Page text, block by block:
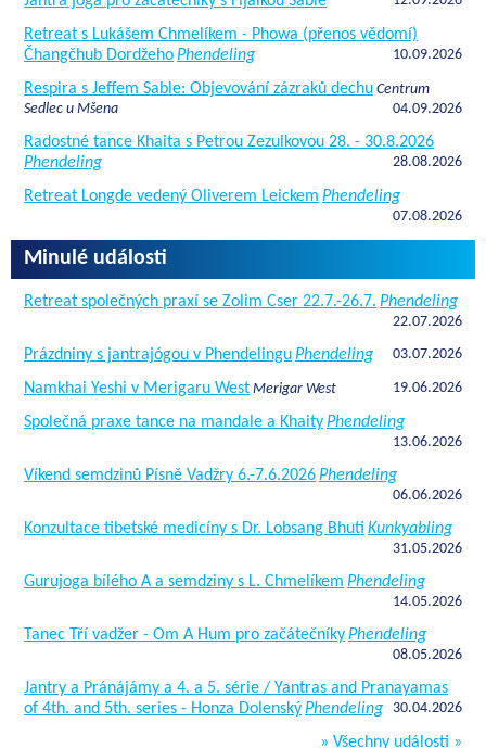
Retreat s Lukášem Chmelíkem - Phowa (přenos vědomí)
Čhangčhub DordžehoPhendeling 10.09.2026
Respira s Jeffem Sable: Objevování zázraků dechu Centrum
Sedlec u Mšena
04.09.2026
Radostné tance Khaita s Petrou Zezulkovou 28. - 30.8.2026
Phendeling
28.08.2026
Retreat Longde vedený Oliverem Leickem Phendeling
07.08.2026
Minulé události
Retreat společných praxí se Zolim Cser 22.7.-26.7. Phendeling
22.07.2026
Prázdniny s jantrajógou v PhendelinguPhendeling 03.07.2026
Namkhai Yeshi v Merigaru West Merigar West 19.06.2026
Společná praxe tance na mandale a KhaityPhendeling
13.06.2026
Víkend semdzinů Písně Vadžry 6.-7.6.2026Phendeling
06.06.2026
Konzultace tibetské medicíny s Dr. Lobsang Bhuti Kunkyabling
31.05.2026
Gurujoga bílého A a semdziny s L. Chmelíkem Phendeling
14.05.2026
Tanec Tří vadžer - Om A Hum pro začátečníkyPhendeling
08.05.2026
Jantry a Pránájámy a 4. a 5. série / Yantras and Pranayamas
of 4th. and 5th. series - Honza DolenskýPhendeling 30.04.2026
» Všechny události »